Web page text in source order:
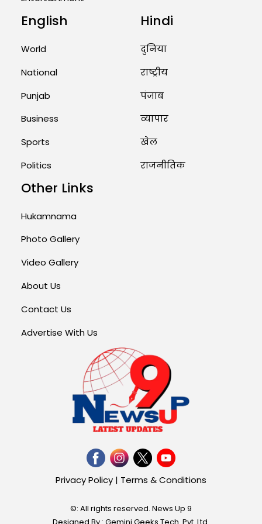
Unique Wedding: Twin Sisters
Priests Conducting Rituals...
August 1, 2026 11:24 AM
English
World
National
Punjab
Business
Sports
Politics
Hindi
दुनिया
राष्ट्रीय
पंजाब
व्यापार
खेल
राजनीतिक
Other Links
Hukamnama
Photo Gallery
Video Gallery
About Us
Contact Us
Advertise With Us
Privacy Policy | Terms & Conditions
©: All rights reserved. News Up 9